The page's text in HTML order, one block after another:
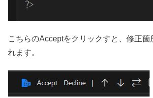
こちらのAcceptをクリックすと、修正箇
れます。